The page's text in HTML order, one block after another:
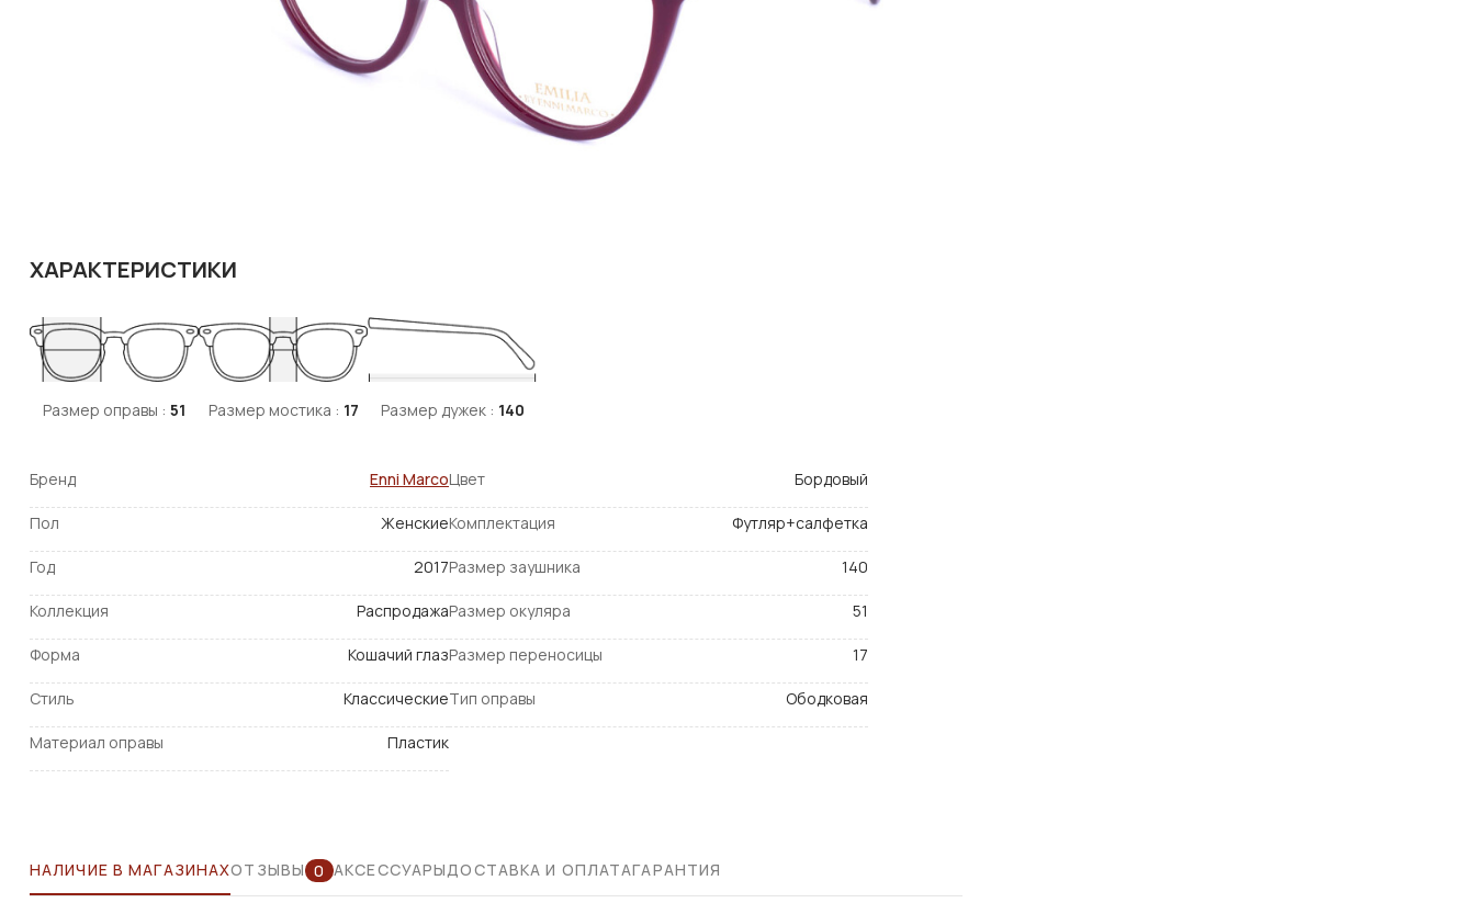
ХАРАКТЕРИСТИКИ
Размер оправы : 51 Размер мостика : 17 Размер дужек : 140
Бренд Enni Marco
Пол Женские
Год 2017
Коллекция Распродажа
Форма Кошачий глаз
Стиль Классические
Материал оправы Пластик
Цвет Бордовый
Комплектация Футляр+салфетка
Размер заушника 140
Размер окуляра 51
Размер переносицы 17
Тип оправы Ободковая
НАЛИЧИЕ В МАГАЗИНАХОТЗЫВЫ 0 АКСЕССУАРЫДОСТАВКА И ОПЛАТАГАРАНТИЯ